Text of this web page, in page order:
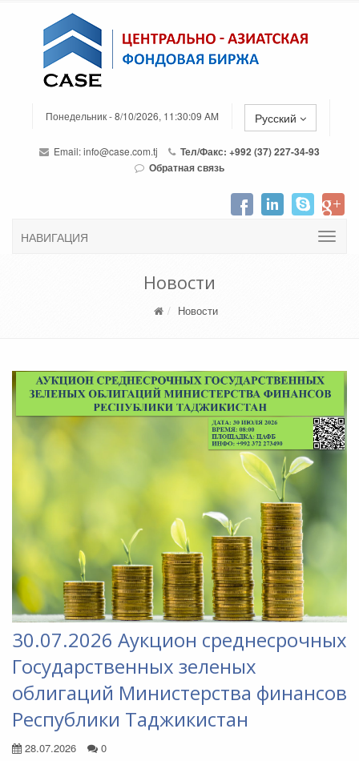
Понедельник - 8/10/2026, 11:30:09 AM Русский
Email:info@case.com.tj
Тел/Факс: +992 (37) 227-34-93
Обратная связь
НАВИГАЦИЯ
Новости
Новости
30.07.2026 Аукцион среднесрочных
Государственных зеленых
облигаций Министерства финансов
Республики Таджикистан
28.07.2026 0